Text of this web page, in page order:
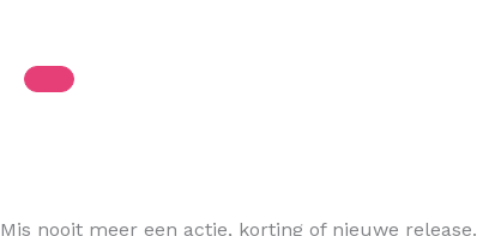
Mis nooit meer een actie, korting of nieuwe release.